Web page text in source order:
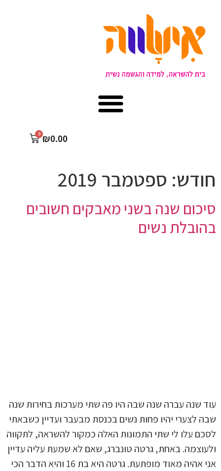
₪0.00
חודש: ספטמבר 2019
סיכום שנה בשני מאבקים חשובים
בהובלת נשים
עוד שנה עברה שנה שבה היו פה שתי מערכות בחירות שנה
שבה לצערי יהיו פחות נשים בכנסת מבעבר ועדיין כשבאתי
לסכם עלו לי שתי התמונות האלה כמקור להשראה, לתקווה
ולעוצמה. באחת, גרטה טונברג, שאם לא שמעת עליה עדיין
אני אהיה מאוד מופתעת. גרטה היא בת 16 והיא הדבר הכי